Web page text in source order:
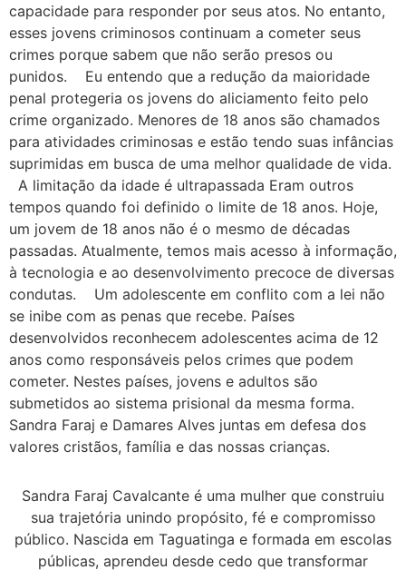
capacidade para responder por seus atos. No entanto,
esses jovens criminosos continuam a cometer seus
crimes porque sabem que não serão presos ou
punidos. Eu entendo que a redução da maioridade
penal protegeria os jovens do aliciamento feito pelo
crime organizado. Menores de 18 anos são chamados
para atividades criminosas e estão tendo suas infâncias
suprimidas em busca de uma melhor qualidade de vida.
A limitação da idade é ultrapassada Eram outros
tempos quando foi definido o limite de 18 anos. Hoje,
um jovem de 18 anos não é o mesmo de décadas
passadas. Atualmente, temos mais acesso à informação,
à tecnologia e ao desenvolvimento precoce de diversas
condutas. Um adolescente em conflito com a lei não
se inibe com as penas que recebe. Países
desenvolvidos reconhecem adolescentes acima de 12
anos como responsáveis pelos crimes que podem
cometer. Nestes países, jovens e adultos são
submetidos ao sistema prisional da mesma forma.
Sandra Faraj e Damares Alves juntas em defesa dos
valores cristãos, família e das nossas crianças.
Sandra Faraj Cavalcante é uma mulher que construiu
sua trajetória unindo propósito, fé e compromisso
público. Nascida em Taguatinga e formada em escolas
públicas, aprendeu desde cedo que transformar